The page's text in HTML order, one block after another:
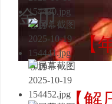
8/19
9/19
金币
【